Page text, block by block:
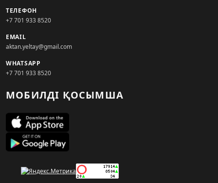
ТЕЛЕФОН
+7 701 933 8520
EMAIL
aktan.yeltay@gmail.com
WHATSAPP
+7 701 933 8520
МОБИЛДІ ҚОСЫМША